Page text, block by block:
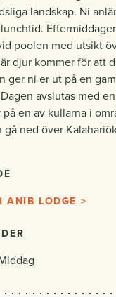
landskap. Ni
poolen med utsikt
djur kommer för att
ger ni er ut på en
avslutas med en
en av kullarna i
gå ned över
ANIB LODGE >